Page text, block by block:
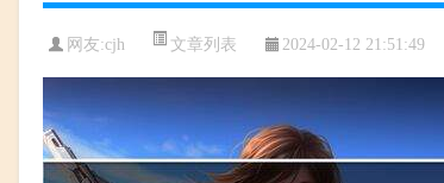
网友:cjh 文章列表 2024-02-12 21:51:49